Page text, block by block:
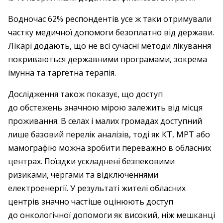
Водночас 62% респондентів усе ж таки отримували
частку медичної допомоги ­без­­о­платно від держави.
Лікарі додають, що не всі сучасні методи лікування
покриваються державними програмами, зокрема
імунна та таргетна терапія.
Дослідження також показує, що доступ
до обстежень значною мірою залежить від місця
проживання. В селах і малих громадах доступний
лише базовий перелік аналізів, тоді як КТ, МРТ або
мамографію можна зробити переважно в обласних
центрах. Поїздки ускладнені безпековими
ризиками, чергами та відключеннями
електроенергії. У результаті жителі обласних
центрів значно частіше оцінюють доступ
до онкологічної допомоги як високий, ніж мешканці